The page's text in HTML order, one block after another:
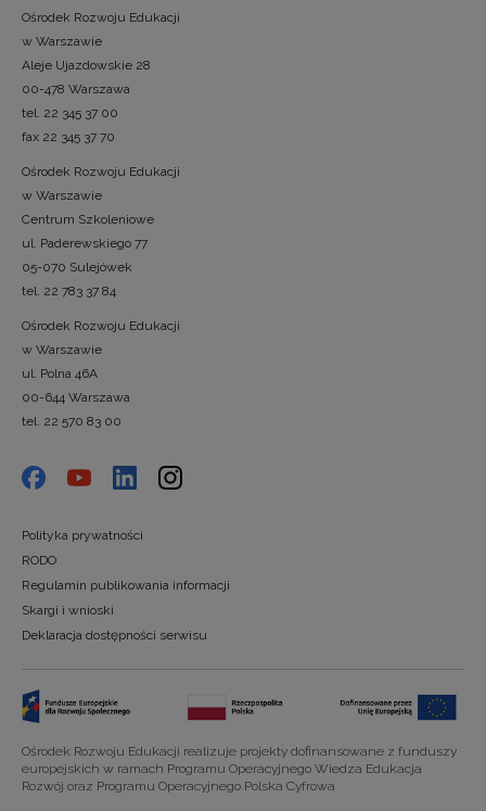
Ośrodek Rozwoju Edukacji
w Warszawie
Aleje Ujazdowskie 28
00-478 Warszawa
tel. 22 345 37 00
fax 22 345 37 70
Ośrodek Rozwoju Edukacji
w Warszawie
Centrum Szkoleniowe
ul. Paderewskiego 77
05-070 Sulejówek
tel. 22 783 37 84
Ośrodek Rozwoju Edukacji
w Warszawie
ul. Polna 46A
00-644 Warszawa
tel. 22 570 83 00
Polityka prywatności
RODO
Regulamin publikowania informacji
Skargi i wnioski
Deklaracja dostępności serwisu
Ośrodek Rozwoju Edukacji realizuje projekty dofinansowane z funduszy
europejskich w ramach Programu Operacyjnego Wiedza Edukacja
Rozwój oraz Programu Operacyjnego Polska Cyfrowa